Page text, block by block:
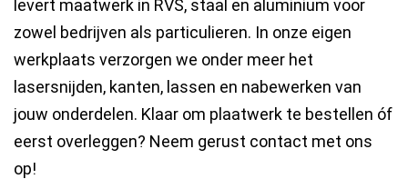
levert maatwerk in RVS, staal en aluminium voor
zowel bedrijven als particulieren. In onze eigen
werkplaats verzorgen we onder meer het
lasersnijden, kanten, lassen en nabewerken van
jouw onderdelen. Klaar om plaatwerk te bestellen óf
eerst overleggen? Neem gerust contact met ons
op!